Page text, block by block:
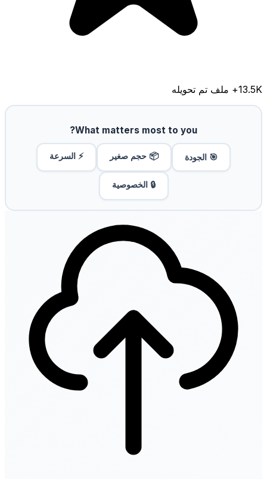
13.5K+ ملف تم تحويله
What matters most to you?
🎯 الجودة 📦 حجم صغير ⚡ السرعة
🔒 الخصوصية